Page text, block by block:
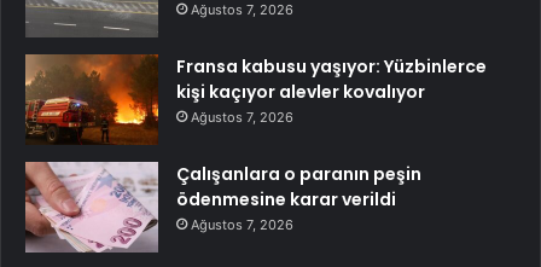
Ağustos 7, 2026
Fransa kabusu yaşıyor: Yüzbinlerce
kişi kaçıyor alevler kovalıyor
Ağustos 7, 2026
Çalışanlara o paranın peşin
ödenmesine karar verildi
Ağustos 7, 2026